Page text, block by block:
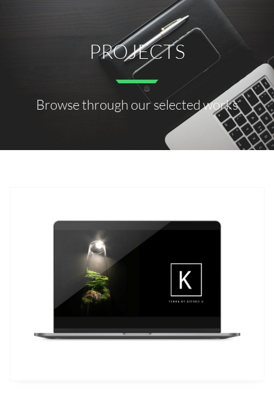
PROJECTS
Browse through our selected works